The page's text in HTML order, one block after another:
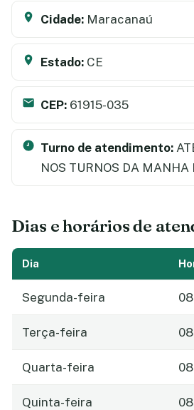
Cidade: Maracanaú
Estado: CE
CEP: 61915-035
Turno de atendimento:
NOS TURNOS DA MANHA
Dias e horários de
Dia
Segunda-feira
Terça-feira
Quarta-feira
Quinta-feira